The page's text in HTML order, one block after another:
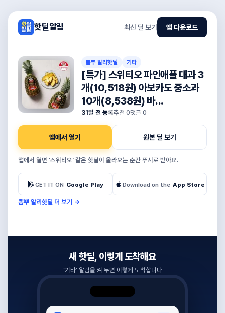
핫딜알림 최신 딜 보기 앱 다운로드
뽐뿌 알리핫딜 기타
[특가] 스위티오 파인애플 대과 3
개(10,518원) 아보카도 중소과
10개(8,538원) 바...
31일 전 등록추천 0댓글 0
앱에서 열기 원본 딜 보기
앱에서 열면 '스위티오' 같은 핫딜이 올라오는 순간 푸시로 받아요.
GET IT ON Google Play Download on the App Store
뽐뿌 알리핫딜 더 보기 →
새 핫딜, 이렇게 도착해요
‘기타’ 알림을 켜 두면 이렇게 도착합니다